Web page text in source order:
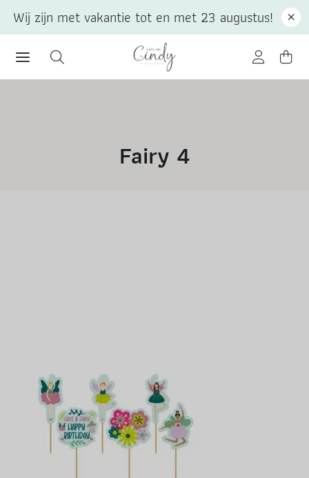
Fairy 4
Wij zijn met vakantie tot en met 23 augustus!